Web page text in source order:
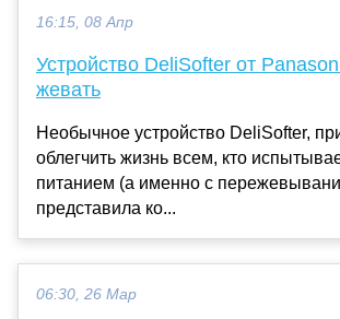
16:15, 08 Апр
Устройство DeliSofter от
жевать
Необычное устройство DeliSofter,
облегчить жизнь всем, кто
питанием (а именно с
представила ко...
06:30, 26 Мар